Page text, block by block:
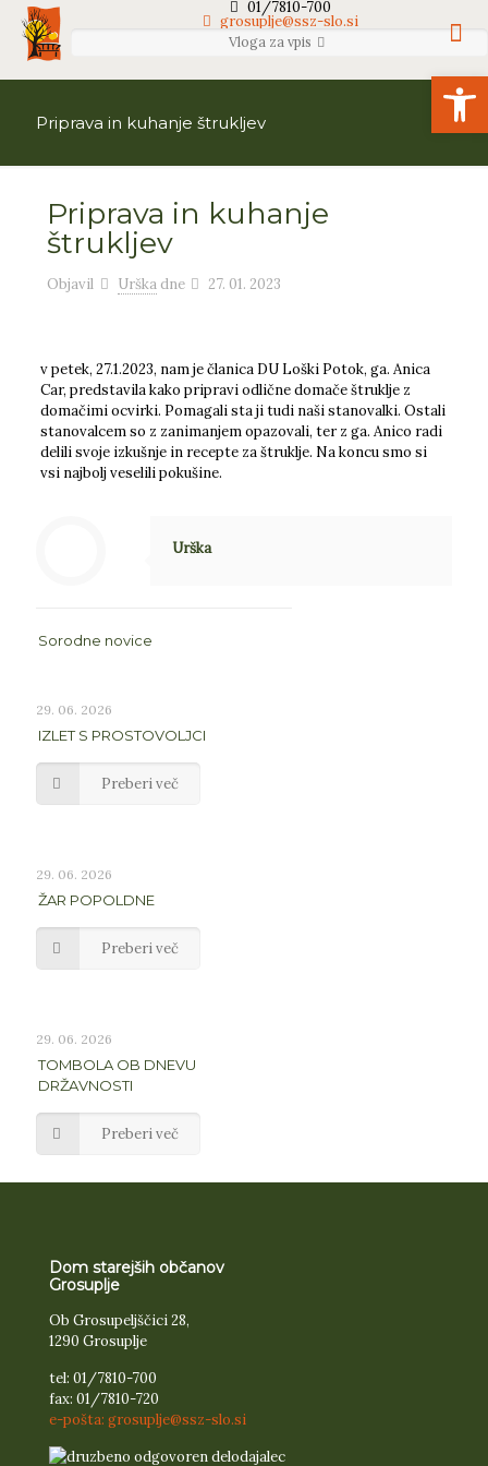
01/7810-700
grosuplje@ssz-slo.si
Vloga za vpis
Priprava in kuhanje štrukljev
Priprava in kuhanje
štrukljev
Objavil Urška dne 27. 01. 2023
v petek, 27.1.2023, nam je članica DU Loški Potok, ga. Anica
Car, predstavila kako pripravi odlične domače štruklje z
domačimi ocvirki. Pomagali sta ji tudi naši stanovalki. Ostali
stanovalcem so z zanimanjem opazovali, ter z ga. Anico radi
delili svoje izkušnje in recepte za štruklje. Na koncu smo si
vsi najbolj veselili pokušine.
Urška
Sorodne novice
29. 06. 2026
IZLET S PROSTOVOLJCI
Preberi več
29. 06. 2026
ŽAR POPOLDNE
Preberi več
29. 06. 2026
TOMBOLA OB DNEVU
DRŽAVNOSTI
Preberi več
Dom starejših občanov
Grosuplje
Ob Grosupeljščici 28,
1290 Grosuplje
tel: 01/7810-700
fax: 01/7810-720
e-pošta: grosuplje@ssz-slo.si